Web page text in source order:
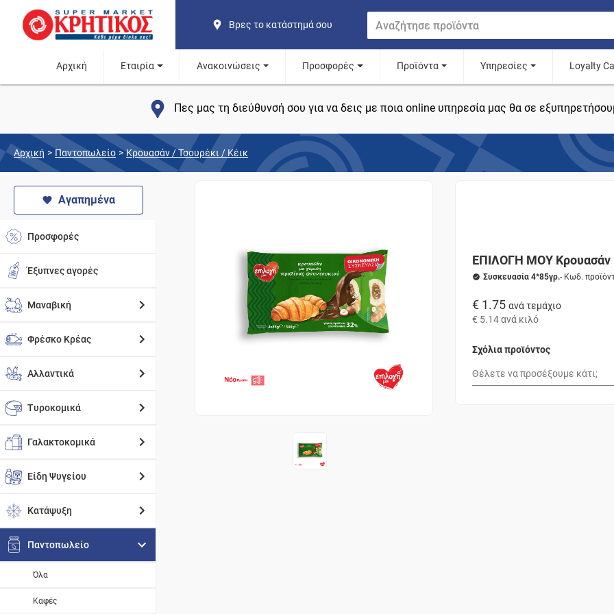
Βρες το κατάστημά σου
Αρχική Εταιρία Ανακοινώσεις Προσφορές Προϊόντα Υπηρεσίες Loyalty
Πες μας τη διεύθυνσή σου για να δεις με ποια online υπηρεσία μας θα σε
Αρχική > Παντοπωλείο > Κρουασάν / Τσουρέκι / Κέικ
Αγαπημένα
Προσφορές
Έξυπνες αγορές
Μαναβική
Φρέσκο Κρέας
Αλλαντικά
Τυροκομικά
Γαλακτοκομικά
Είδη Ψυγείου
Κατάψυξη
Παντοπωλείο
Όλα
Καφές
ΕΠΙΛΟΓΗ ΜΟΥ Κρουασάν
Συσκευασία 4*85γρ.- Κωδ.
€ 1.75 ανά τεμάχιο
€ 5.14ανά κιλό
Σχόλια προϊόντος